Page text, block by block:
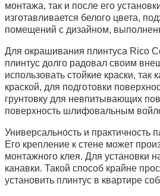
монтажа, так и после его
изготавливается белого цвета,
помещений с дизайном,
Для окрашивания плинтуса Rico
плинтус долго радовал своим
использовать стойкие краски,
краской, для подготовки
грунтовку для невпитывающих
поверхность шлифовальным
Универсальность и практичность
Его крепление к стене может
монтажного клея. Для установки
канавки. Такой способ крайне
установить плинтус в квартире